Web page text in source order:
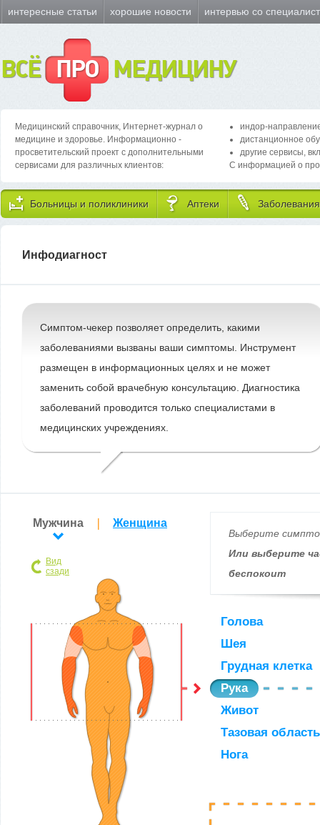
интересные статьи хорошие новости интервью со
ВСЁ ПРО МЕДИЦИНУ
Медицинский справочник, Интернет-журнал о
медицине и здоровье. Информационно -
просветительский проект с дополнительными
сервисами для различных клиентов:
индор-
дистанционное
другие сервисы,
С информацией о
Больницы и поликлиники Аптеки Заболевания
Инфодиагност
Симптом-чекер позволяет определить, какими
заболеваниями вызваны ваши симптомы. Инструмент
размещен в информационных целях и не может
заменить собой врачебную консультацию. Диагностика
заболеваний проводится только специалистами в
медицинских учреждениях.
Выберите
Или выберите
беспокоит
Голова
Шея
Грудная клетка
Рука
Живот
Тазовая область
Нога
Мужчина Женщина
Вид
сзади